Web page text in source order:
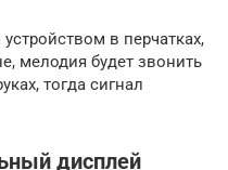
в перчатках,
мелодия будет звонить
тогда сигнал
дисплей